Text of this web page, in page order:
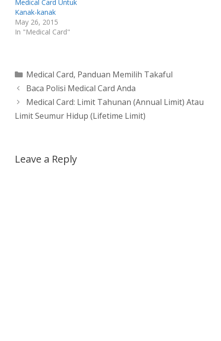
Medical Card Untuk
Kanak-kanak
May 26, 2015
In "Medical Card"
Categories
Medical Card, Panduan Memilih Takaful
Baca Polisi Medical Card Anda
Medical Card: Limit Tahunan (Annual Limit) Atau
Limit Seumur Hidup (Lifetime Limit)
Leave a Reply